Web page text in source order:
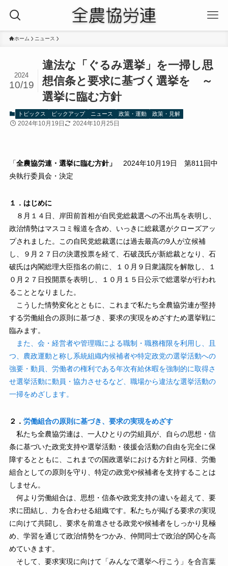
ホーム ニュース
違法な「ぐるみ選挙」を一掃し思
想信条と要求に基づく選挙を ～
選挙に臨む方針
2024
10/19
トピックス ピックアップ ニュース 政策・運動 政策・見解
2024年10月19日 2024年10月25日
「全農協労連・選挙に臨む方針」
2024年10月19日 第811回中
央執行委員会・決定
１．はじめに
８月１４日、岸田前首相が自民党総裁選への不出馬を表明し、
政治情勢はマスコミ報道を含め、いっきに総裁選がクローズアッ
プされました。この自民党総裁選には過去最高の9人が立候補
し、９月２７日の決選投票を経て、石破茂氏が新総裁となり、石
破氏は内閣総理大臣指名の前に、１０月９日衆議院を解散し、１
０月２７日投開票を表明し、１０月１５日公示で総選挙が行われ
ることとなりました。
こうした情勢変化とともに、これまで私たち全農協労連が堅持
する労働組合の原則に基づき、要求の実現をめざすため選挙戦に
臨みます。
また、会・経営者や管理職による職制・職務権限を利用し、且
つ、農政運動と称し系統組織内候補者や特定政党の選挙活動への
強要・動員、労働者の権利である年次有給休暇を強制的に取得さ
せ選挙活動に動員・協力させるなど、職場から違法な選挙活動の
一掃をめざします。
２． 労働組合の原則に基づき、要求の実現をめざす
私たち全農協労連は、一人ひとりの労組員が、自らの思想・信
条に基づいた政党支持や選挙活動・後援会活動の自由を完全に保
障するとともに、これまでの国政選挙における方針と同様、労働
組合としての原則を守り、特定の政党や候補者を支持することは
しません。
何より労働組合は、思想・信条や政党支持の違いを超えて、要
求に団結し、力を合わせる組織です。私たちが掲げる要求の実現
に向けて共闘し、要求を前進させる政党や候補者をしっかり見極
め、学習を通じて政治情勢をつかみ、仲間同士で政治的関心を高
めていきます。
そして、要求実現に向けて「みんなで選挙へ行こう」を合言葉